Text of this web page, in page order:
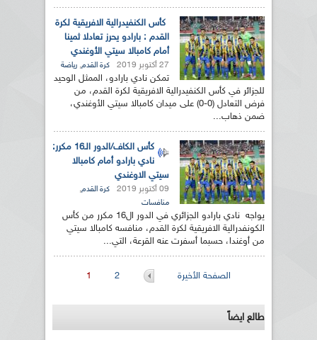
كأس الكنفيدرالية الافريقية لكرة
القدم : بارادو يحرز تعادلا ثمينا
أمام كامبالا سيتي الأوغندي
27 أكتوبر 2019 كرة القدم, رياضة
تمكن نادي بارادو، الممثل الوحيد
للجزائر في كأس الكنفيدرالية الافريقية لكرة القدم، من
فرض التعادل (0-0) على ميدان كامبالا سيتي الأوغندي،
ضمن ذهاب...
كأس الكاف/الدور الـ16 مكرر:
نادي بارادو أمام كامبالا
سيتي الاوغندي
09 أكتوبر 2019 كرة القدم,
منافسات
يواجه نادي بارادو الجزائري في الدور ال16 مكرر من كأس
الكونفدرالية الافريقية لكرة القدم، منافسه كامبالا سيتي
من أوغندا، حسبما أسفرت عنه القرعة، التي...
الصفحات 1 2 الصفحة الأخيرة
طالع ايضاً